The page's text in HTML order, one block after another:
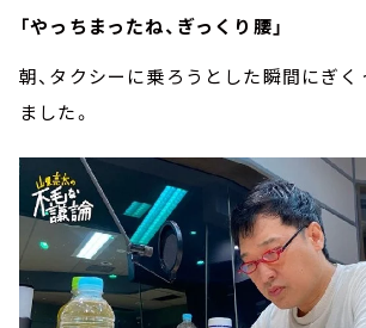
「やっちまったね、ぎっくり腰」
朝、タクシーに乗ろうとした瞬間にぎ
ました。